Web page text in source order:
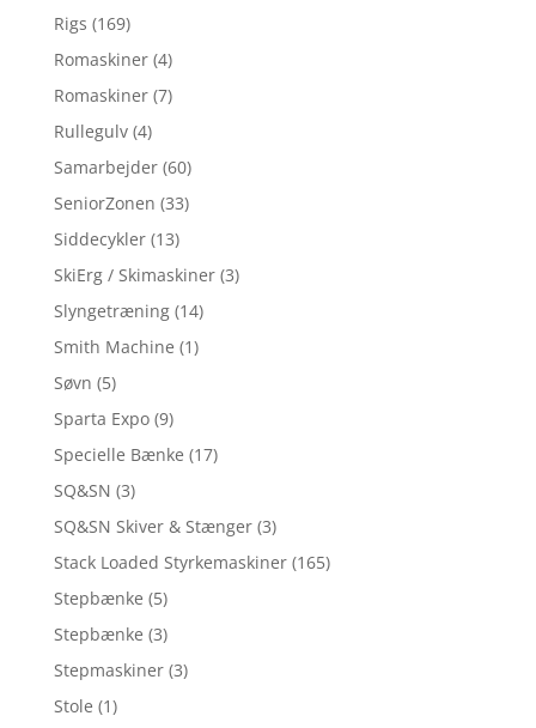
Rigs (169)
Romaskiner (4)
Romaskiner (7)
Rullegulv (4)
Samarbejder (60)
SeniorZonen (33)
Siddecykler (13)
SkiErg / Skimaskiner (3)
Slyngetræning (14)
Smith Machine (1)
Søvn (5)
Sparta Expo (9)
Specielle Bænke (17)
SQ&SN (3)
SQ&SN Skiver & Stænger (3)
Stack Loaded Styrkemaskiner (165)
Stepbænke (5)
Stepbænke (3)
Stepmaskiner (3)
Stole (1)